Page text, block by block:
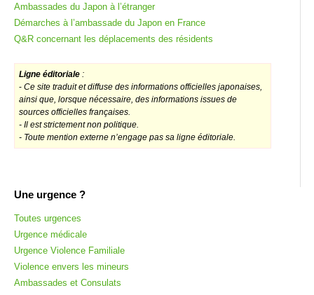
Ambassades du Japon à l’étranger
Démarches à l’ambassade du Japon en France
Q&R concernant les déplacements des résidents
Ligne éditoriale :
- Ce site traduit et diffuse des informations officielles japonaises,
ainsi que, lorsque nécessaire, des informations issues de
sources officielles françaises.
- Il est strictement non politique.
- Toute mention externe n’engage pas sa ligne éditoriale.
Une urgence ?
Toutes urgences
Urgence médicale
Urgence Violence Familiale
Violence envers les mineurs
Ambassades et Consulats